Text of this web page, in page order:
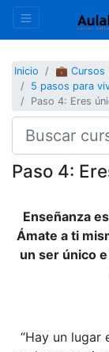
Inicio 💼 Cursos
5 pasos para
Paso 4: Eres
Paso 4:
Enseñanza
Ámate a ti
un ser único
“Hay un lugar